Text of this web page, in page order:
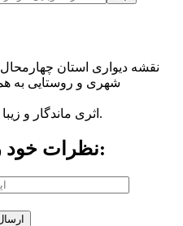
نقشه دیواری استان
شهری و روستایی به
اثری ماندگار و زیبا جهت نصب در محل کار و یا منزل.
نظرات خود را با ما درمیان بگذارید: